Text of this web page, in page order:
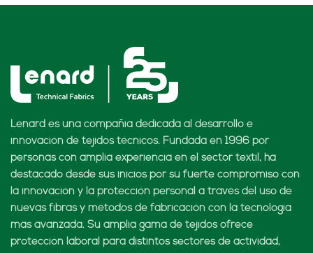
Lenard es una compañía dedicada al desarrollo e
innovación de tejidos técnicos. Fundada en 1996 por
personas con amplia experiencia en el sector textil, ha
destacado desde sus inicios por su fuerte compromiso con
la innovación y la protección personal a través del uso de
nuevas fibras y métodos de fabricación con la tecnología
más avanzada. Su amplia gama de tejidos ofrece
protección laboral para distintos sectores de actividad,